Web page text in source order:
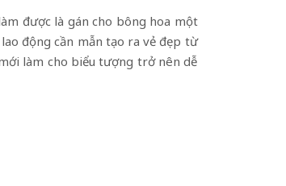
được là gán cho bông hoa một
động cần mẫn tạo ra vẻ đẹp từ
làm cho biểu tượng trở nên dễ